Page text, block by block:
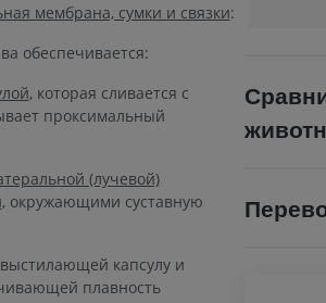
мембрана, сумки и связки:
обеспечивается:
, которая сливается с
проксимальный
(лучевой)
, окружающими суставную
капсулу и
плавность